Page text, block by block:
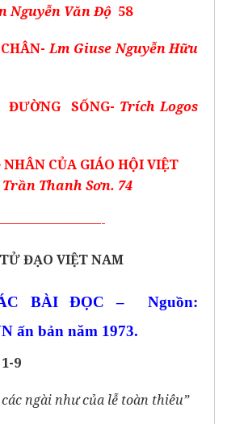
Nguyễn Văn Độ 58
CHÂN-Lm Giuse Nguyễn Hữu
SỐNG- Trích Logos
CỦA GIÁO HỘI VIỆT
Thanh Sơn. 74
ĐẠO VIỆT NAM
BÀI ĐỌC – Nguồn:
ấn bản năm 1973.
9
ngài như của lễ toàn thiêu”